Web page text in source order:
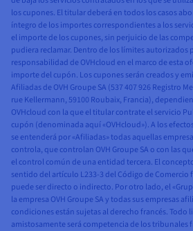
los cupones. El titular deberá en todos los casos
íntegro de los importes correspondientes a los
el importe de los cupones, sin perjuicio de las
pudiera reclamar. Dentro de los límites autorizados
responsabilidad de OVHcloud en el marco de esta
importe del cupón. Los cupones serán creados y
Afiliadas de OVH Groupe SA (537 407 926 Registro
rue Kellermann, 59100 Roubaix, Francia),
OVHcloud con la que el titular contrate el servicio
cupón (denominada aquí «OVHcloud»). A los
se entenderá por «Afiliadas» todas aquellas
controla, que controlan OVH Groupe SA o con las
el control común de una entidad tercera. El
sentido del artículo L233-3 del Código de Comercio
puede ser directo o indirecto. Por otro lado, el
la empresa OVH Groupe SA y todas sus empresas
condiciones están sujetas al derecho francés. Todo
amistosamente será competencia de los tribunales